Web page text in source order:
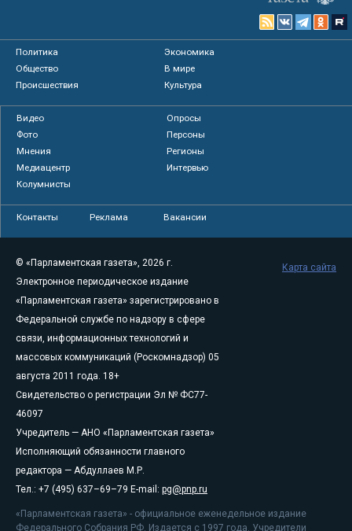
Политика
Экономика
Общество
В мире
Происшествия
Культура
Видео
Опросы
Фото
Персоны
Мнения
Регионы
Медиацентр
Интервью
Колумнисты
Контакты Реклама Вакансии
© «Парламентская газета», 2026 г.
Электронное периодическое издание
«Парламентская газета» зарегистрировано в
Федеральной службе по надзору в сфере
связи, информационных технологий и
массовых коммуникаций (Роскомнадзор) 05
августа 2011 года. 18+
Свидетельство о регистрации Эл № ФС77-
46097
Учредитель — АНО «Парламентская газета»
Исполняющий обязанности главного
редактора — Абдуллаев М.Р.
Тел.: +7 (495) 637–69–79 E-mail: pg@pnp.ru
«Парламентская газета» - официальное еженедельное издание
Федерального Собрания РФ. Издается с 1997 года. Учредители
Карта сайта